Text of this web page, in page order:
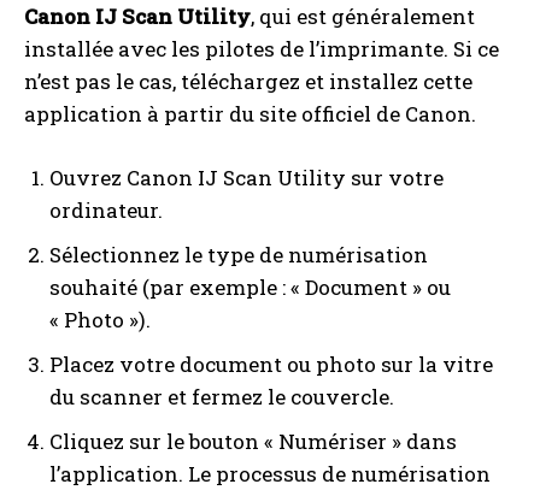
Canon IJ Scan Utility, qui est généralement
installée avec les pilotes de l’imprimante. Si ce
n’est pas le cas, téléchargez et installez cette
application à partir du site officiel de Canon.
Ouvrez Canon IJ Scan Utility sur votre
ordinateur.
Sélectionnez le type de numérisation
souhaité (par exemple : « Document » ou
« Photo »).
Placez votre document ou photo sur la vitre
du scanner et fermez le couvercle.
Cliquez sur le bouton « Numériser » dans
l’application. Le processus de numérisation